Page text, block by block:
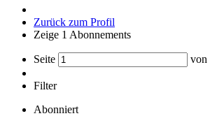
Zurück zum Profil
Zeige 1 Abonnements
Seite von
Filter
Abonniert